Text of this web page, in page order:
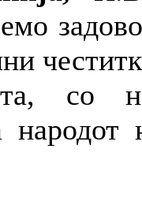
со
народот